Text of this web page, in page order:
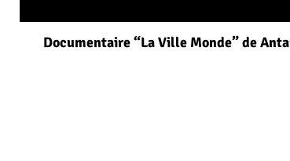
Documentaire “La Ville Monde” de